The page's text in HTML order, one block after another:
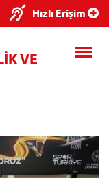
Hızlı Erişim
VE
×
Kredi/Yurt
İşlemleri